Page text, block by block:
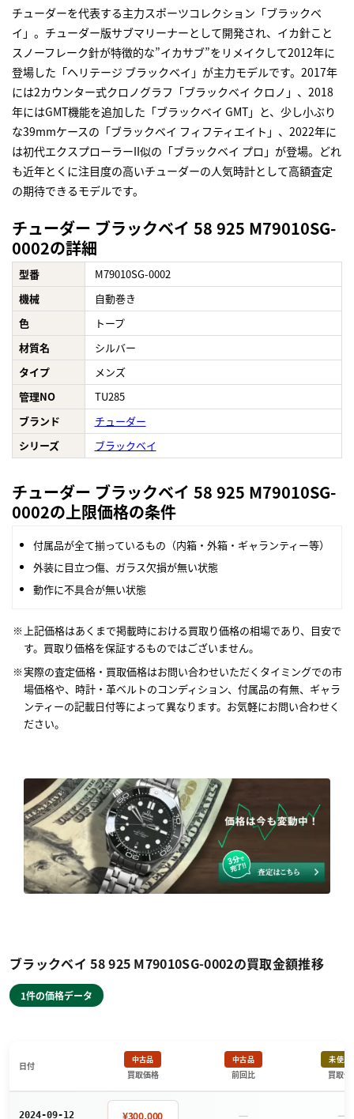
チューダーを代表する主力スポーツコレクション「ブラックベ
イ」。チューダー版サブマリーナーとして開発され、イカ針こと
スノーフレーク針が特徴的な”イカサブ”をリメイクして2012年に
登場した「ヘリテージ ブラックベイ」が主力モデルです。2017年
には2カウンター式クロノグラフ「ブラックベイ クロノ」、2018
年にはGMT機能を追加した「ブラックベイ GMT」と、少し小ぶり
な39mmケースの「ブラックベイ フィフティエイト」、2022年に
は初代エクスプローラーII似の「ブラックベイ プロ」が登場。どれ
も近年とくに注目度の高いチューダーの人気時計として高額査定
の期待できるモデルです。
チューダー ブラックベイ 58 925 M79010SG-
0002の詳細
型番
M79010SG-0002
機械
自動巻き
色
トープ
材質名
シルバー
タイプ
メンズ
管理NO
TU285
ブランド
チューダー
シリーズ
ブラックベイ
チューダー ブラックベイ 58 925 M79010SG-
0002の上限価格の条件
付属品が全て揃っているもの（内箱・外箱・ギャランティー等）
外装に目立つ傷、ガラス欠損が無い状態
動作に不具合が無い状態
上記価格はあくまで掲載時における買取り価格の相場であり、目安で
す。買取り価格を保証するものではございません。
実際の査定価格・買取価格はお問い合わせいただくタイミングでの市
場価格や、時計・革ベルトのコンディション、付属品の有無、ギャラ
ンティーの記載日付等によって異なります。お気軽にお問い合わせく
ださい。
ブラックベイ 58 925 M79010SG-0002の買取金額推移
1件の価格データ
日付
中古品
買取価格
中古品
前回比
未使用
買取価
2024-09-12 ¥300,000 －